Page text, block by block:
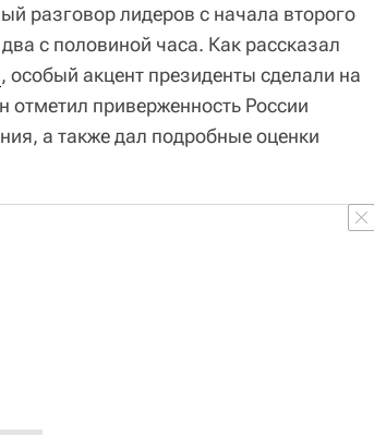
разговор лидеров с начала второго
с половиной часа. Как рассказал
, особый акцент президенты сделали на
отметил приверженность России
а также дал подробные оценки